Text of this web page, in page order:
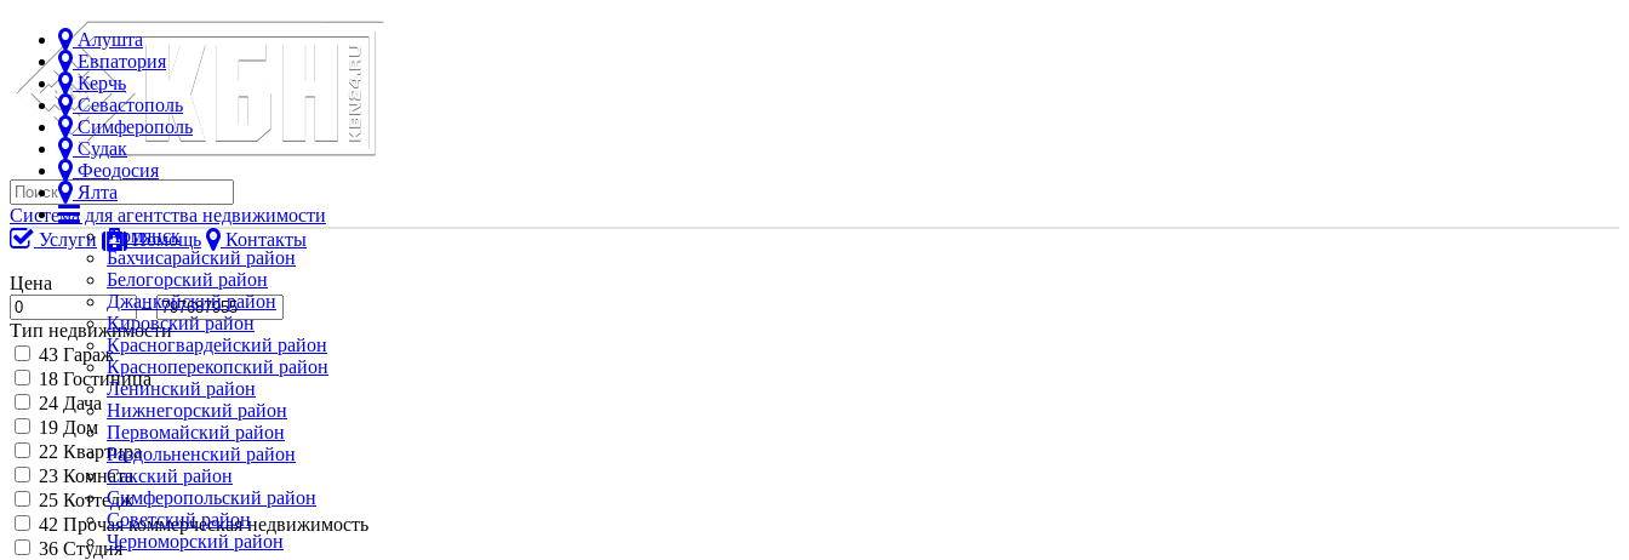
Алушта
Евпатория
Керчь
Севастополь
Симферополь
Судак
Феодосия
Ялта
Армянск
Бахчисарайский район
Белогорский район
Джанкойский район
Кировский район
Красногвардейский район
Красноперекопский район
Ленинский район
Нижнегорский район
Первомайский район
Раздольненский район
Сакский район
Симферопольский район
Советский район
Черноморский район
Система для агентства недвижимости
Услуги
Помощь Контакты
Цена
–
Тип недвижимости
43 Гараж
18 Гостиница
24 Дача
19 Дом
22 Квартира
23 Комната
25 Коттедж
42 Прочая коммерческая недвижимость
36 Студия